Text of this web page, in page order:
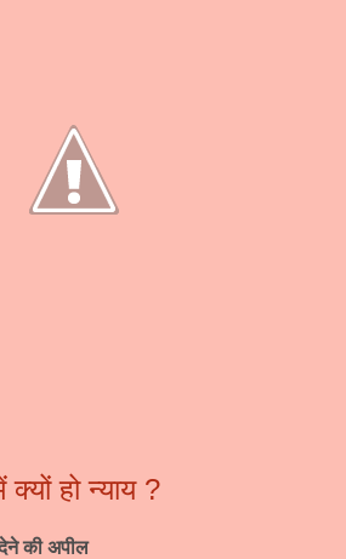
क्यों हो न्याय ?
की अपील